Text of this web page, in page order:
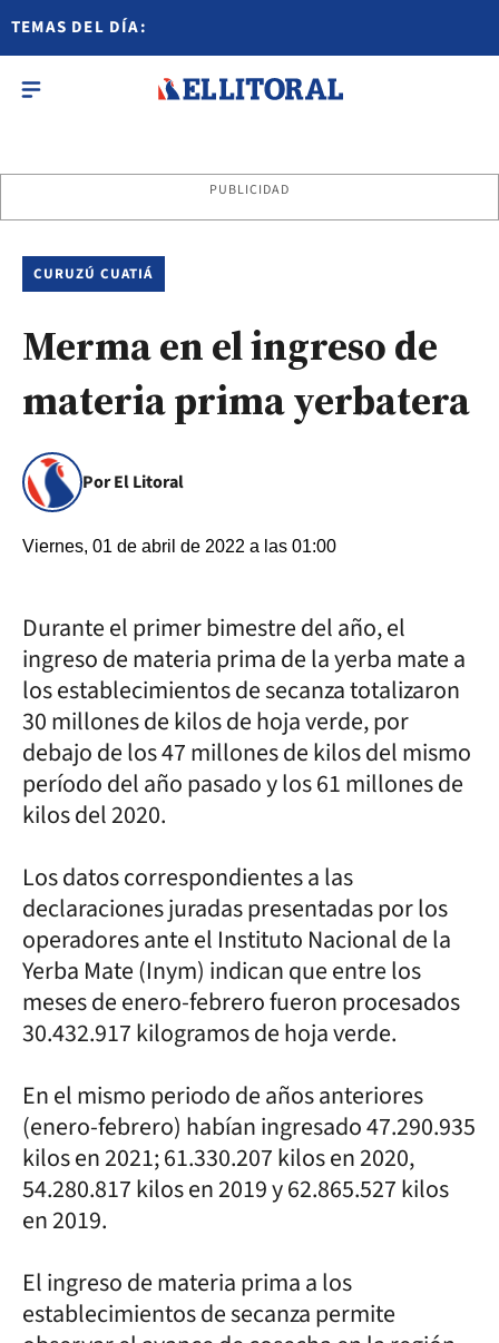
TEMAS DEL DÍA:
PUBLICIDAD
CURUZÚ CUATIÁ
Merma en el ingreso de
materia prima yerbatera
Por El Litoral
Viernes, 01 de abril de 2022 a las 01:00
Durante el primer bimestre del año, el
ingreso de materia prima de la yerba mate a
los establecimientos de secanza totalizaron
30 millones de kilos de hoja verde, por
debajo de los 47 millones de kilos del mismo
período del año pasado y los 61 millones de
kilos del 2020.
Los datos correspondientes a las
declaraciones juradas presentadas por los
operadores ante el Instituto Nacional de la
Yerba Mate (Inym) indican que entre los
meses de enero-febrero fueron procesados
30.432.917 kilogramos de hoja verde.
En el mismo periodo de años anteriores
(enero-febrero) habían ingresado 47.290.935
kilos en 2021; 61.330.207 kilos en 2020,
54.280.817 kilos en 2019 y 62.865.527 kilos
en 2019.
El ingreso de materia prima a los
establecimientos de secanza permite